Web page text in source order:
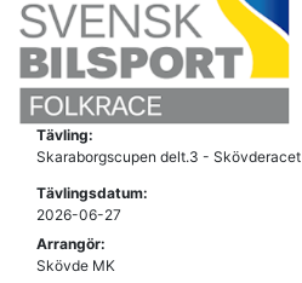
Tävling:
Skaraborgscupen delt.3 - Skövderacet
Tävlingsdatum:
2026-06-27
Arrangör:
Skövde MK